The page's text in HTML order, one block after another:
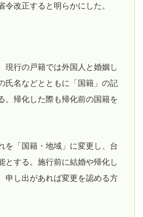
令改正すると明らかにした。
現行の戸籍では外国人と婚姻し
氏名などとともに「国籍」の記
。帰化した際も帰化前の国籍を
を「国籍・地域」に変更し、台
とする。施行前に結婚や帰化し
申し出があれば変更を認める方